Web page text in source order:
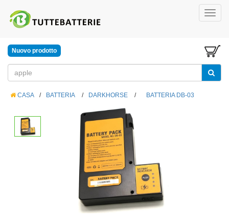
Nuovo prodotto
CASA / BATTERIA / DARKHORSE / BATTERIA DB-03